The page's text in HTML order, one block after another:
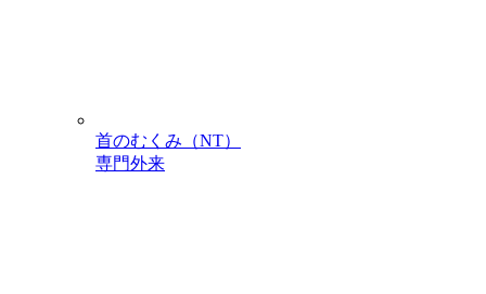
首のむくみ（NT）
専門外来